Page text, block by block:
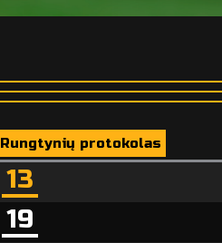
Rungtynių protokolas
13
19